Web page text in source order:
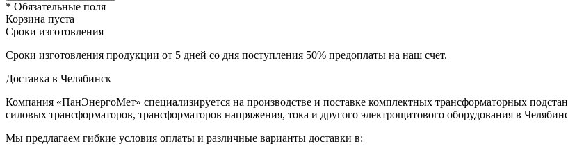
* Обязательные поля
Корзина пуста
Сроки изготовления
Сроки изготовления продукции от 5 дней со дня поступления 50% предоплаты на наш счет.
Доставка в Челябинск
Компания «ПанЭнергоМет» специализируется на производстве и поставке комплектных трансформаторных
силовых трансформаторов, трансформаторов напряжения, тока и другого электрощитового оборудования в
Мы предлагаем гибкие условия оплаты и различные варианты доставки в: